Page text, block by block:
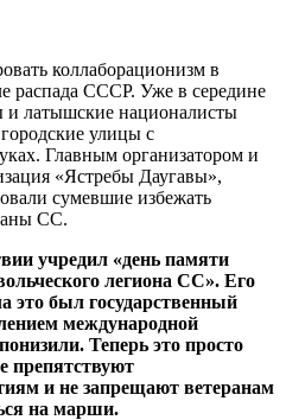
коллаборационизм в
распада ­СССР. Уже в середине
латышские националисты
улицы с
Главным организатором и
«Ястребы Даугавы»,
сумевшие избежать
СС.
учредил «день памяти
легиона СС». Его
это был государственный
международной
Теперь это просто
препятствуют
и не запрещают ветеранам
на марши.